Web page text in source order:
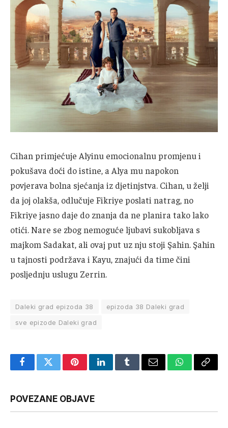
Cihan primjećuje Alyinu emocionalnu promjenu i
pokušava doći do istine, a Alya mu napokon
povjerava bolna sjećanja iz djetinjstva. Cihan, u želji
da joj olakša, odlučuje Fikriye poslati natrag, no
Fikriye jasno daje do znanja da ne planira tako lako
otići. Nare se zbog nemoguće ljubavi sukobljava s
majkom Sadakat, ali ovaj put uz nju stoji Şahin. Şahin
u tajnosti podržava i Kayu, znajući da time čini
posljednju uslugu Zerrin.
Daleki grad epizoda 38
epizoda 38 Daleki grad
sve epizode Daleki grad
FacebookTwitterPinterestLinkedInTumblrEmail WhatsApp
Copy
POVEZANE OBJAVE